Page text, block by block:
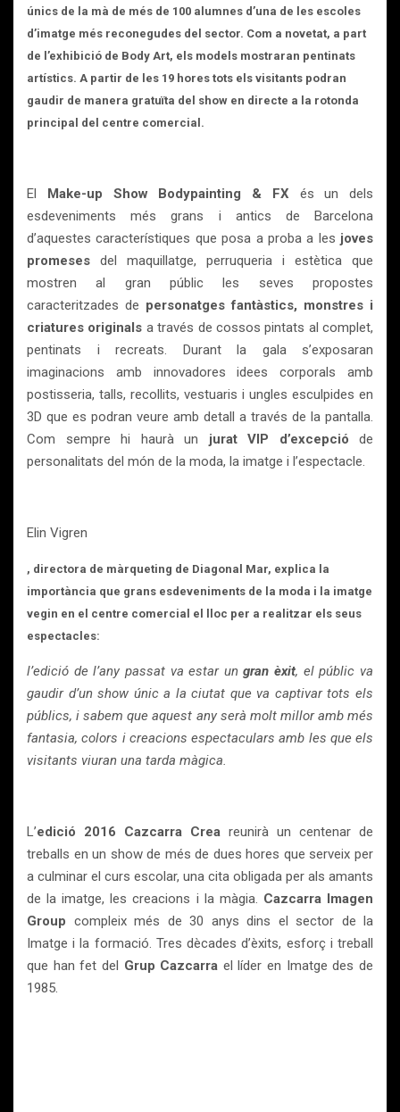
únics de la mà de més de 100 alumnes d’una de les escoles
d’imatge més reconegudes del sector. Com a novetat, a part
de l’exhibició de Body Art, els models mostraran pentinats
artístics. A partir de les 19 hores tots els visitants podran
gaudir de manera gratuïta del show en directe a la rotonda
principal del centre comercial.
El Make-up Show Bodypainting & FX és un dels
esdeveniments més grans i antics de Barcelona
d’aquestes característiques que posa a proba a les joves
promeses del maquillatge, perruqueria i estètica que
mostren al gran públic les seves propostes
caracteritzades de personatges fantàstics, monstres i
criatures originals a través de cossos pintats al complet,
pentinats i recreats. Durant la gala s’exposaran
imaginacions amb innovadores idees corporals amb
postisseria, talls, recollits, vestuaris i ungles esculpides en
3D que es podran veure amb detall a través de la pantalla.
Com sempre hi haurà un jurat VIP d’excepció de
personalitats del món de la moda, la imatge i l’espectacle.
Elin Vigren
, directora de màrqueting de Diagonal Mar, explica la
importància que grans esdeveniments de la moda i la imatge
vegin en el centre comercial el lloc per a realitzar els seus
espectacles:
l’edició de l’any passat va estar ungran èxit, el públic va
gaudir d’un show únic a la ciutat que va captivar tots els
públics, i sabem que aquest any serà molt millor amb més
fantasia, colors i creacions espectaculars amb les que els
visitants viuran una tarda màgica.
L’edició 2016 Cazcarra Crea reunirà un centenar de
treballs en un show de més de dues hores que serveix per
a culminar el curs escolar, una cita obligada per als amants
de la imatge, les creacions i la màgia. Cazcarra Imagen
Group compleix més de 30 anys dins el sector de la
Imatge i la formació. Tres dècades d’èxits, esforç i treball
que han fet del Grup Cazcarra el líder en Imatge des de
1985.